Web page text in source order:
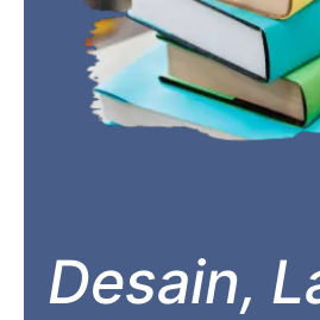
Desain,